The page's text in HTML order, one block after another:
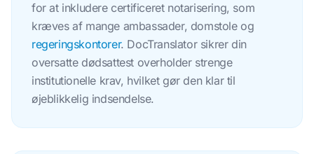
for at inkludere certificeret notarisering, som
kræves af mange ambassader, domstole og
regeringskontorer. DocTranslator sikrer din
oversatte dødsattest overholder strenge
institutionelle krav, hvilket gør den klar til
øjeblikkelig indsendelse.